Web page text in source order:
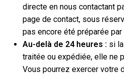
directe en nous contactant
page de contact, sous
pas encore été préparée
Au-delà de 24 heures : si
traitée ou expédiée, elle ne
Vous pourrez exercer votre